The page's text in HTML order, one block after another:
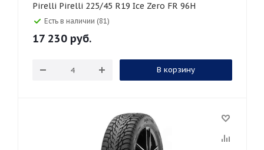
Pirelli Pirelli 225/45 R19 Ice Zero FR 96H
Есть в наличии (81)
17 230 руб.
В корзину